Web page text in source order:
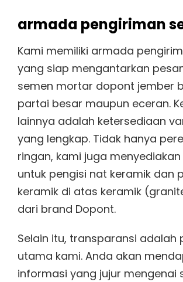
armada pengiriman
Kami memiliki armada
yang siap mengantarkan
semen mortar dopont jember
partai besar maupun eceran.
lainnya adalah ketersediaan
yang lengkap. Tidak hanya
ringan, kami juga menyediakan
untuk pengisi nat keramik dan
keramik di atas keramik
dari brand Dopont.
Selain itu, transparansi adalah
utama kami. Anda akan
informasi yang jujur mengenai